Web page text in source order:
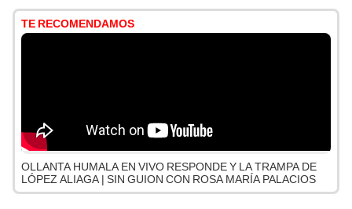
TE RECOMENDAMOS
OLLANTA HUMALA EN VIVO RESPONDE Y LA TRAMPA DE
LÓPEZ ALIAGA | SIN GUION CON ROSA MARÍA PALACIOS